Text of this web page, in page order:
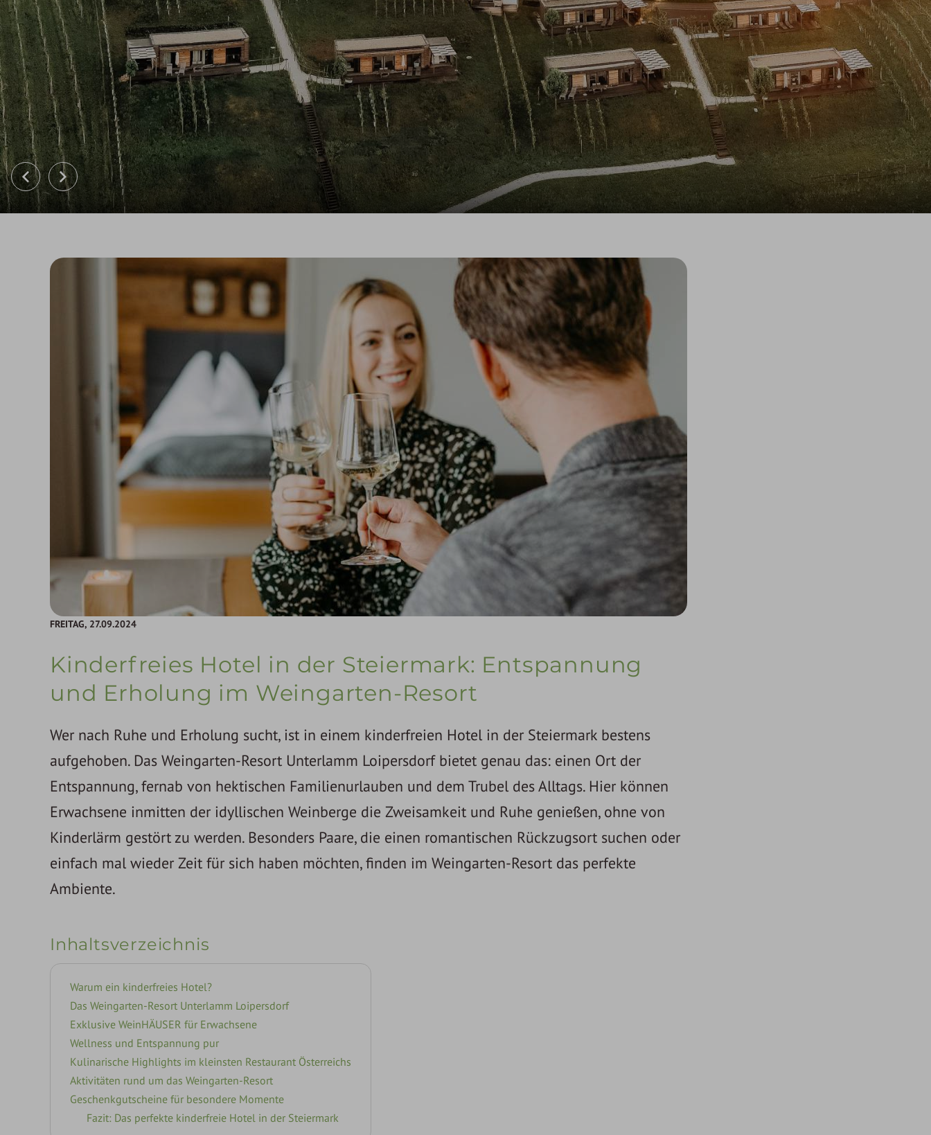
FREITAG, 27.09.2024
Kinderfreies Hotel in der Steiermark: Entspannung
und Erholung im Weingarten-Resort
Wer nach Ruhe und Erholung sucht, ist in einem kinderfreien Hotel in der Steiermark bestens
aufgehoben. Das Weingarten-Resort Unterlamm Loipersdorf bietet genau das: einen Ort der
Entspannung, fernab von hektischen Familienurlauben und dem Trubel des Alltags. Hier können
Erwachsene inmitten der idyllischen Weinberge die Zweisamkeit und Ruhe genießen, ohne von
Kinderlärm gestört zu werden. Besonders Paare, die einen romantischen Rückzugsort suchen oder
einfach mal wieder Zeit für sich haben möchten, finden im Weingarten-Resort das perfekte
Ambiente.
Inhaltsverzeichnis
Warum ein kinderfreies Hotel?
Das Weingarten-Resort Unterlamm Loipersdorf
Exklusive WeinHÄUSER für Erwachsene
Wellness und Entspannung pur
Kulinarische Highlights im kleinsten Restaurant Österreichs
Aktivitäten rund um das Weingarten-Resort
Geschenkgutscheine für besondere Momente
Fazit: Das perfekte kinderfreie Hotel in der Steiermark